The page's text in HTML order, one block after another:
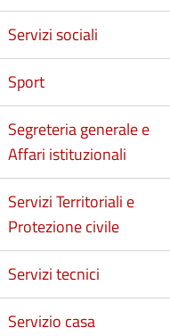
Servizi sociali
Sport
Segreteria generale e
Affari istituzionali
Servizi Territoriali e
Protezione civile
Servizi tecnici
Servizio casa